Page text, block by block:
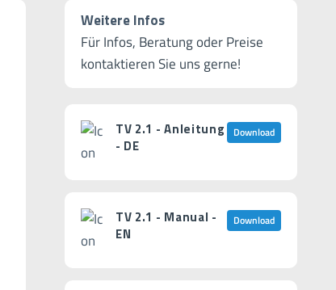
Weitere Infos
Für Infos, Beratung oder Preise
kontaktieren Sie uns gerne!
TV 2.1 - Anleitung
- DE
Download
TV 2.1 - Manual -
EN
Download